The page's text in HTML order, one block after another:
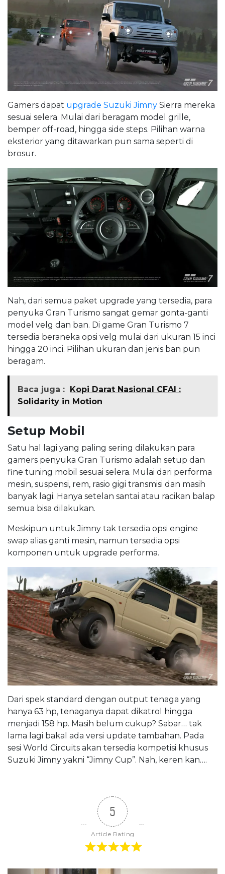
Gamers dapat upgrade Suzuki Jimny Sierra mereka
sesuai selera. Mulai dari beragam model grille,
bemper off-road, hingga side steps. Pilihan warna
eksterior yang ditawarkan pun sama seperti di
brosur.
Nah, dari semua paket upgrade yang tersedia, para
penyuka Gran Turismo sangat gemar gonta-ganti
model velg dan ban. Di game Gran Turismo 7
tersedia beraneka opsi velg mulai dari ukuran 15 inci
hingga 20 inci. Pilihan ukuran dan jenis ban pun
beragam.
Baca juga : Kopi Darat Nasional CFAI :
Solidarity in Motion
Setup Mobil
Satu hal lagi yang paling sering dilakukan para
gamers penyuka Gran Turismo adalah setup dan
fine tuning mobil sesuai selera. Mulai dari performa
mesin, suspensi, rem, rasio gigi transmisi dan masih
banyak lagi. Hanya setelan santai atau racikan balap
semua bisa dilakukan.
Meskipun untuk Jimny tak tersedia opsi engine
swap alias ganti mesin, namun tersedia opsi
komponen untuk upgrade performa.
Dari spek standard dengan output tenaga yang
hanya 63 hp, tenaganya dapat dikatrol hingga
menjadi 158 hp. Masih belum cukup? Sabar… tak
lama lagi bakal ada versi update tambahan. Pada
sesi World Circuits akan tersedia kompetisi khusus
Suzuki Jimny yakni “Jimny Cup”. Nah, keren kan….
5
Article Rating